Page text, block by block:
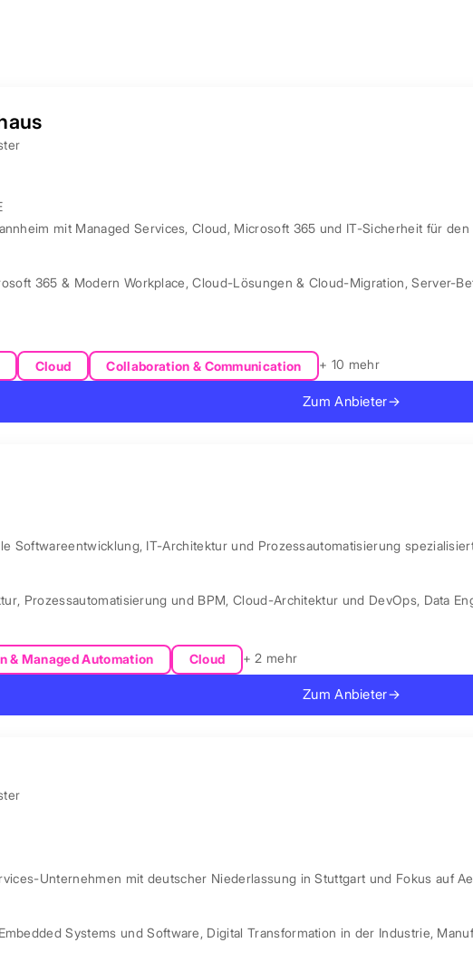
mit Managed Services, Cloud, Microsoft 365 und IT-Sicherheit für
365 & Modern Workplace,Cloud-Lösungen & Cloud-Migration,Server-
Cloud Collaboration & Communication + 10 mehr
Zum Anbieter→
Softwareentwicklung, IT-Architektur und Prozessautomatisierung
, Prozessautomatisierung und BPM, Cloud-Architektur und DevOps, Data
& Managed Automation Cloud + 2 mehr
Zum Anbieter→
Unternehmen mit deutscher Niederlassung in Stuttgart und Fokus auf
Embedded Systems und Software, Digital Transformation in der Industrie,